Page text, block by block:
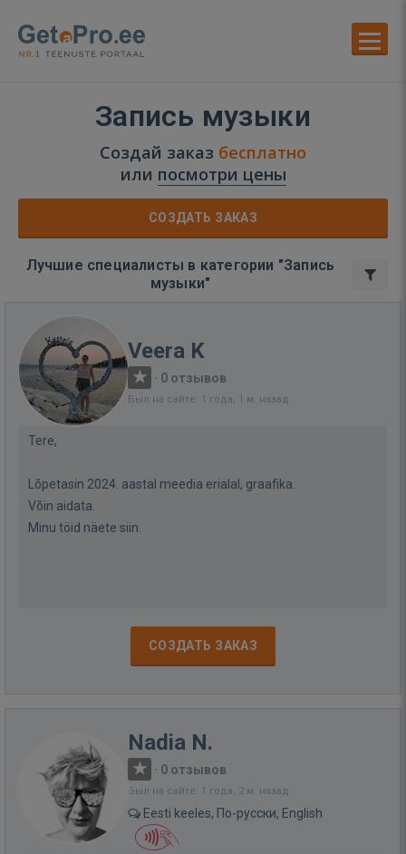
Запись музыки
Создай заказ бесплатно
или посмотри цены
СОЗДАТЬ ЗАКАЗ
Лучшие специалисты в категории "Запись
музыки"
Veera K
· 0 отзывов
Был на сайте: 1 года, 1 м. назад
Tere,
Lõpetasin 2024. aastal meedia erialal, graafika.
Võin aidata.
Minu töid näete siin.
СОЗДАТЬ ЗАКАЗ
Nadia N.
· 0 отзывов
Был на сайте: 1 года, 2 м. назад
Eesti keeles, По-русски, English